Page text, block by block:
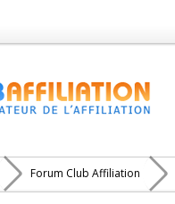
Forum Club Affiliation